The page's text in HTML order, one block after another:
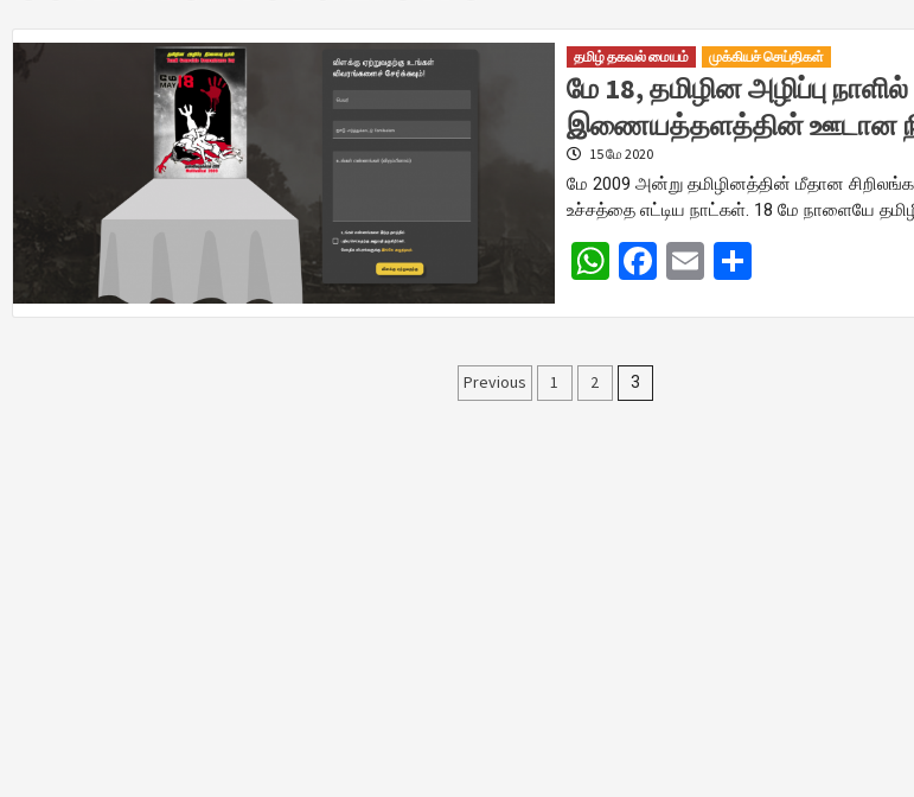
தமிழ் தகவல் மையம் முக்கியச் செய்திகள்
மே 18, தமிழின அழிப்பு நாளில்
இணையத்தளத்தின் ஊடான
15 மே 2020
மே 2009 அன்று தமிழினத்தின் மீதான
உச்சத்தை எட்டிய நாட்கள். 18 மே நாளையே
WhatsApp
Facebook
Email
Posts
Previous 1 2 3